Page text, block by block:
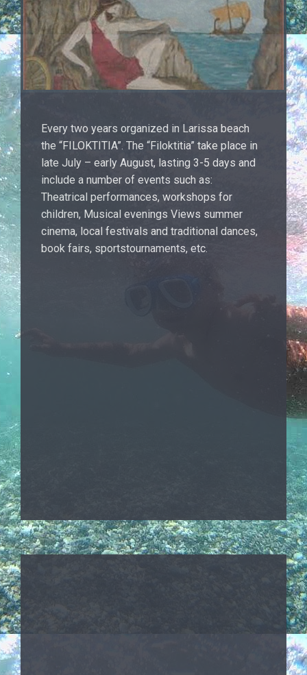
Every two years organized in Larissa beach
the “FILOKTITIA”. The “Filoktitia” take place in
late July – early August, lasting 3-5 days and
include a number of events such as:
Theatrical performances, workshops for
children, Musical evenings Views summer
cinema, local festivals and traditional dances,
book fairs, sportstournaments, etc.